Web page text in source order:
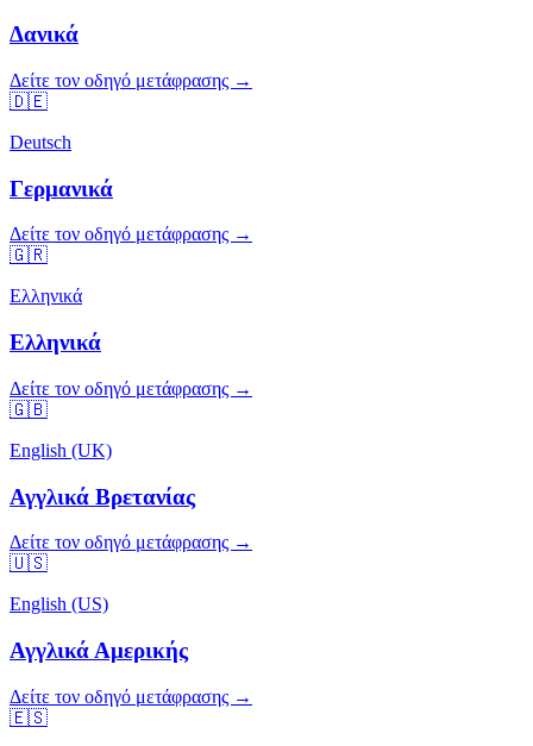
Δανικά
Δείτε τον οδηγό μετάφρασης →
🇩🇪
Deutsch
Γερμανικά
Δείτε τον οδηγό μετάφρασης →
🇬🇷
Ελληνικά
Ελληνικά
Δείτε τον οδηγό μετάφρασης →
🇬🇧
English (UK)
Αγγλικά Βρετανίας
Δείτε τον οδηγό μετάφρασης →
🇺🇸
English (US)
Αγγλικά Αμερικής
Δείτε τον οδηγό μετάφρασης →
🇪🇸